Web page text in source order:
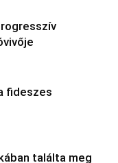
fideszes
találta meg